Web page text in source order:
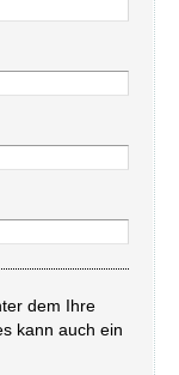
dem Ihre
kann auch ein